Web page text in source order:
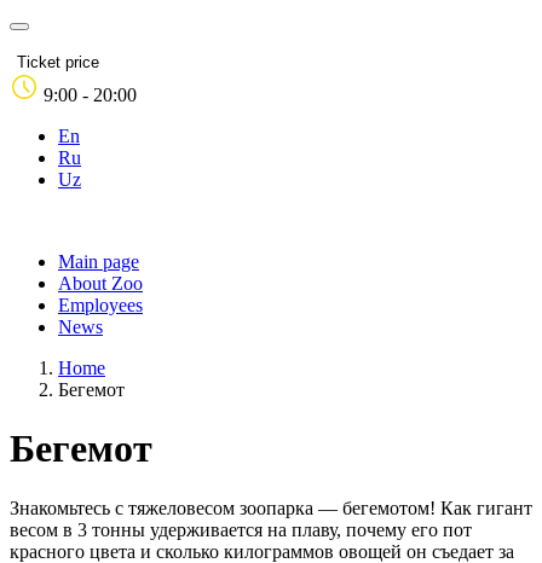
Ticket price
9:00 - 20:00
En
Ru
Uz
Main page
About Zoo
Employees
News
Home
Бегемот
Бегемот
Знакомьтесь с тяжеловесом зоопарка — бегемотом! Как гигант
весом в 3 тонны удерживается на плаву, почему его пот
красного цвета и сколько килограммов овощей он съедает за